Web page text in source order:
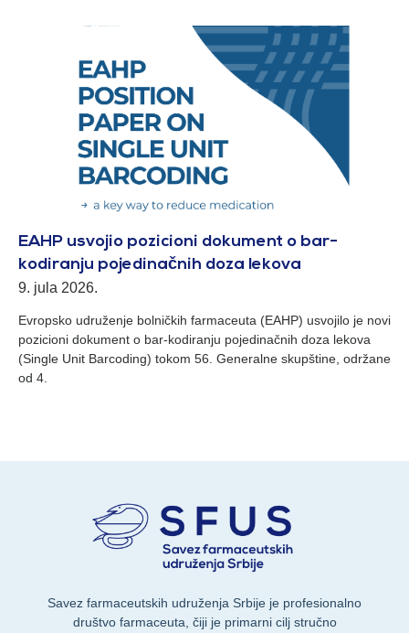
EAHP usvojio pozicioni dokument o bar-
kodiranju pojedinačnih doza lekova
9. jula 2026.
Evropsko udruženje bolničkih farmaceuta (EAHP) usvojilo je novi
pozicioni dokument o bar-kodiranju pojedinačnih doza lekova
(Single Unit Barcoding) tokom 56. Generalne skupštine, održane
od 4.
Savez farmaceutskih udruženja Srbije je profesionalno
društvo farmaceuta, čiji je primarni cilj stručno